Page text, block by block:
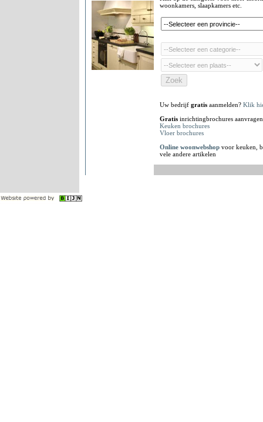
woonkamers, slaapkamers etc.
Uw bedrijf gratis aanmelden? Klik
Gratis inrichtingbrochures
Keuken brochures
Vloer brochures
Online woonwebshop voor keuken,
vele andere artikelen